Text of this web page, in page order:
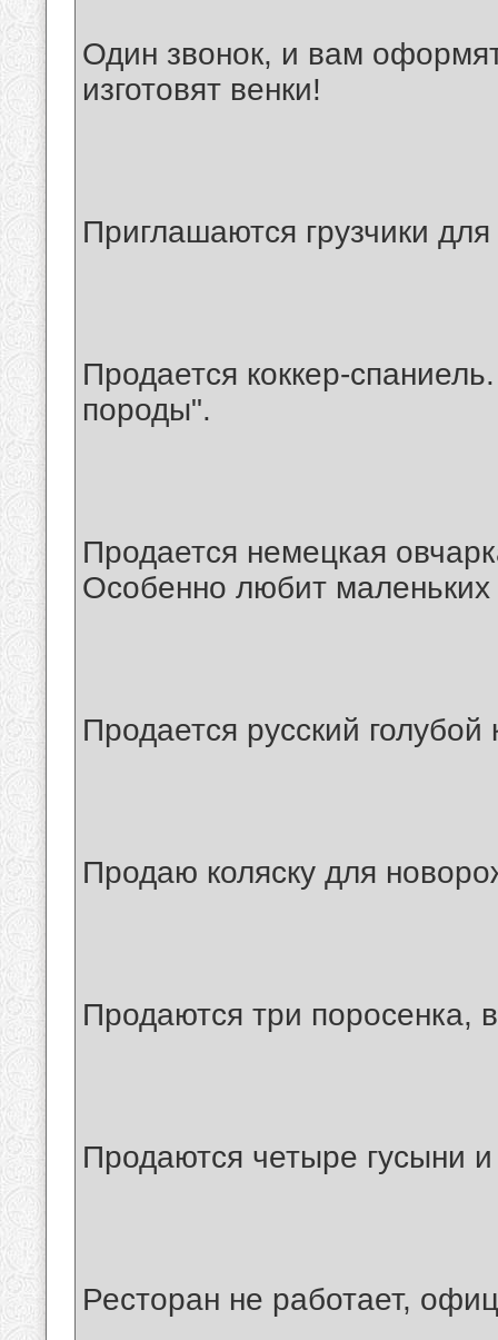
Один звонок, и вам
изготовят венки!
Приглашаются грузчики
Продается коккер-
породы".
Продается немецкая
Особенно любит маленьких
Продается русский голубой
Продаю коляску для
Продаются три поросенка,
Продаются четыре гусыни и
Ресторан не работает,